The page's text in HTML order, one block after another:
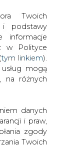
Twoich
podstawy
informacje
w Polityce
tym linkiem).
mogą
na różnych
danych
i praw,
zgody
Twoich
drukuj
skomentuj